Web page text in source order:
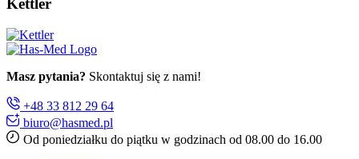
Kettler
Masz pytania? Skontaktuj się z nami!
+48 33 812 29 64
biuro@hasmed.pl
Od poniedziałku do piątku w godzinach od 08.00 do 16.00